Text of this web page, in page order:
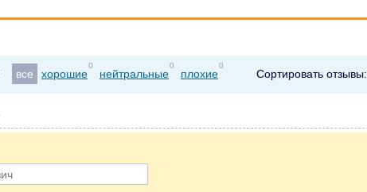
все хорошие
0
нейтральные
0
плохие
0
Сортировать отзывы: